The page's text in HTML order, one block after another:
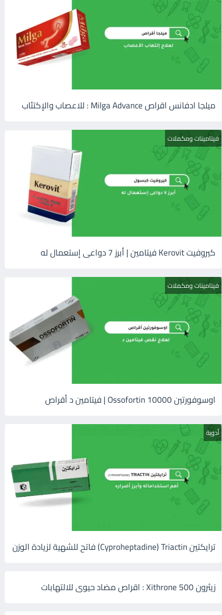
ميلجا ادفانس اقراص Milga Advance : للاعصاب والإكتئاب
فيتامينات ومكملات
كيروفيت Kerovit فيتامين | أبرز 7 دواعى إستعمال له
فيتامينات ومكملات
اوسوفورتين 10000 Ossofortin | فيتامين د أقراص
أدوية
ترايكتين Cyproheptadine) Triactin) فاتح للشهية لزيادة الوزن
زيثرون 500 Xithrone : اقراص مضاد حيوى للالتهابات